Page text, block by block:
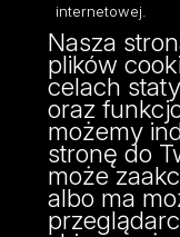
ul. Narutowicza
NIP: 724 000 32 43
Adres do
AE:PL-74796-
KONTAKT
internetowej.
Nasza
plików
celach
oraz
możemy
stronę do
może
albo ma